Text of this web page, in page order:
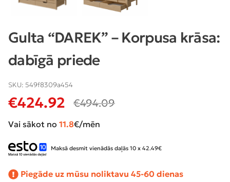
Gulta “DAREK” – Korpusa krāsa:
dabīgā priede
SKU: 549f8309a454
€424.92 €494.09
Vai sākot no 11.8€/mēn
Maksā desmit vienādās daļās 10 x 42.49€
Piegāde uz mūsu noliktavu 45-60 dienas